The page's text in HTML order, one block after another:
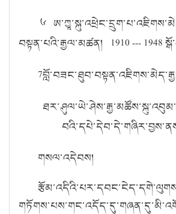
༦
བསྟན་པའི་རྒྱལ་མཚན། 1910 --- 1948
གསལ་འདེབས།